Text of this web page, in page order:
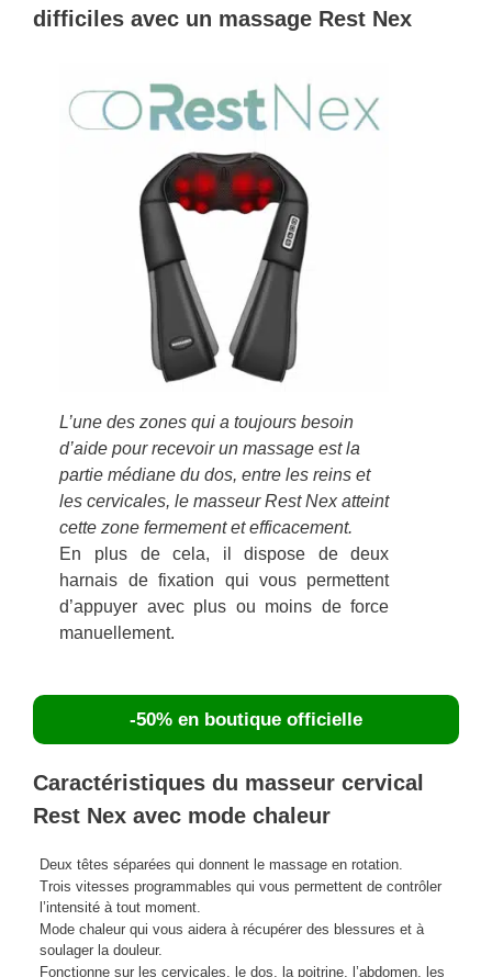
difficiles avec un massage Rest Nex
L’une des zones qui a toujours besoin
d’aide pour recevoir un massage est la
partie médiane du dos, entre les reins et
les cervicales, le masseur Rest Nex atteint
cette zone fermement et efficacement.
En plus de cela, il dispose de deux
harnais de fixation qui vous permettent
d’appuyer avec plus ou moins de force
manuellement.
-50% en boutique officielle
Caractéristiques du masseur cervical
Rest Nex avec mode chaleur
Deux têtes séparées qui donnent le massage en rotation.
Trois vitesses programmables qui vous permettent de contrôler
l’intensité à tout moment.
Mode chaleur qui vous aidera à récupérer des blessures et à
soulager la douleur.
Fonctionne sur les cervicales, le dos, la poitrine, l’abdomen, les